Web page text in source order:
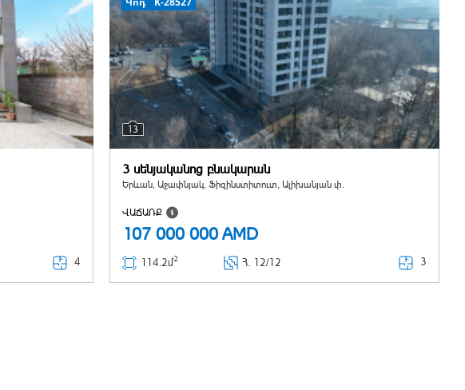
4
13
3 սենյականոց բնակարան
Երևան, Աջափնյակ, Ֆիզինստիտուտ, Ալիխանյան փ.
ՎԱՃԱՌՔ
107 000 000 AMD
114.2մ2 Հ. 12/12 3